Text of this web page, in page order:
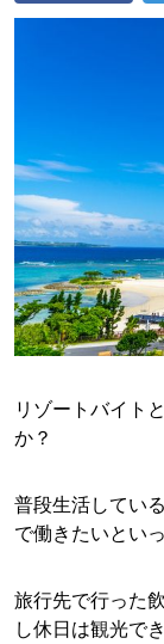
リゾートバイト
か？
普段生活してい
で働きたいとい
旅行先で行った
し休日は観光で